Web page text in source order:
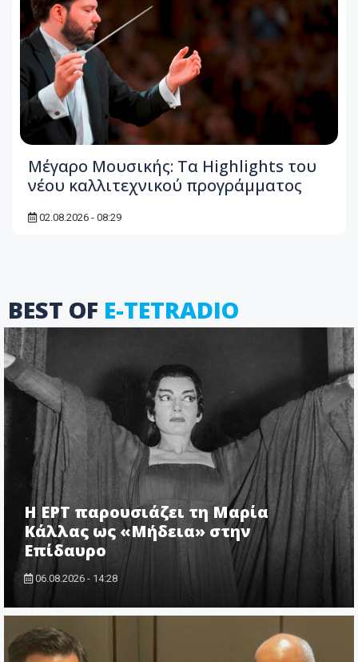
Μέγαρο Μουσικής: Τα Highlights του
νέου καλλιτεχνικού προγράμματος
02.08.2026 - 08:29
BEST OF E-TETRADIO
Η ΕΡΤ παρουσιάζει τη Μαρία
Κάλλας ως «Μήδεια» στην
Επίδαυρο
06.08.2026 - 14:28